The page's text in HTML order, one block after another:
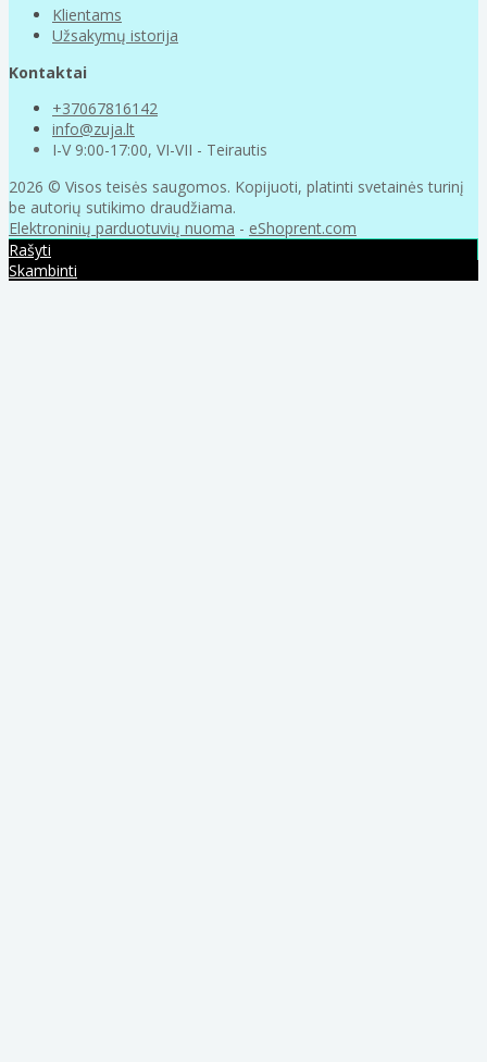
Klientams
Užsakymų istorija
Kontaktai
+37067816142
info@zuja.lt
I-V 9:00-17:00, VI-VII - Teirautis
2026 © Visos teisės saugomos. Kopijuoti, platinti svetainės turinį
be autorių sutikimo draudžiama.
Elektroninių parduotuvių nuoma - eShoprent.com
Rašyti
Skambinti